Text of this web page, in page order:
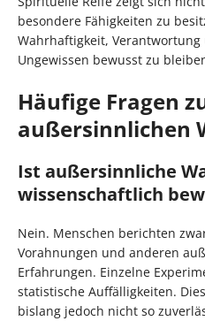
besondere Fähigkeiten zu
Wahrhaftigkeit,
Ungewissen bewusst zu
Häufige Fragen
außersinnlichen
Ist außersinnliche
wissenschaftlich
Nein. Menschen berichten
Vorahnungen und anderen
Erfahrungen. Einzelne
statistische Auffälligkeiten.
bislang jedoch nicht so